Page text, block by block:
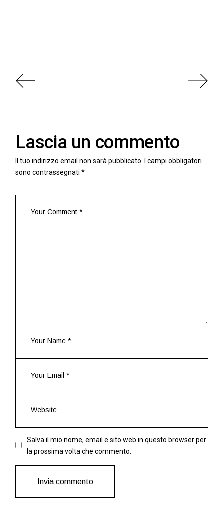
Lascia un commento
Il tuo indirizzo email non sarà pubblicato. I campi obbligatori
sono contrassegnati*
Salva il mio nome, email e sito web in questo browser per
la prossima volta che commento.
Invia commento